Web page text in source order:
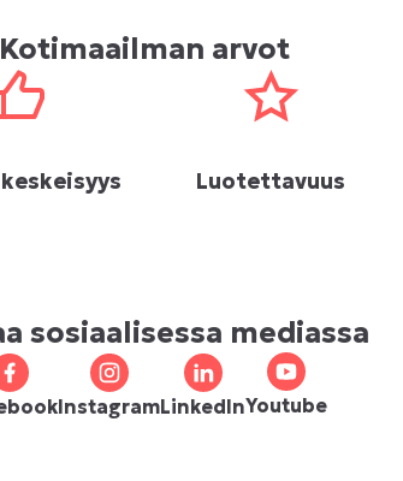
Kotimaailman arvot
Luotettavuus
sosiaalisessa mediassa
InstagramLinkedInYoutube